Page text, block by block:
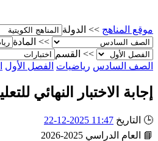
موقع المناهج >> الدولة
>>
المادة
>>
القسم
الصف السادس رياضيات الفصل الأول
إجابة الاختبار النهائي
🕒 التاريخ 11:47 2025-12-22
📘
العام الدراسي 2025-2026